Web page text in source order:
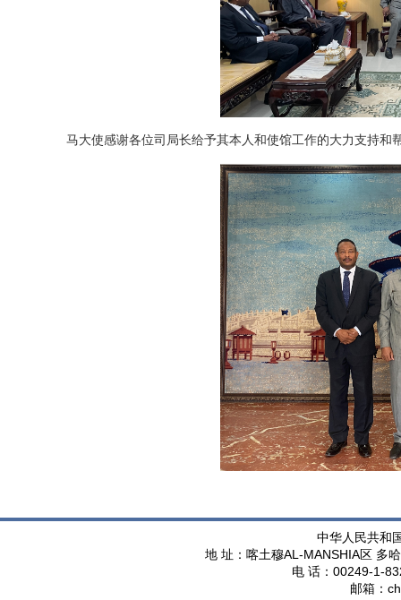
马大使感谢各位司局长给予其本人和使馆工作的大力支持和
中华人民共和
地 址：喀土穆AL-MANSHIA区 多
电 话： 00249-1-
邮箱：